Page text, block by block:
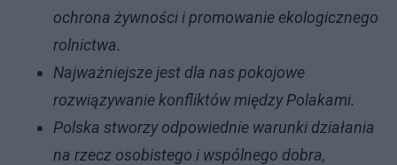
ochrona żywności i promowanie ekologicznego
rolnictwa.
Najważniejsze jest dla nas pokojowe
rozwiązywanie konfliktów między Polakami.
Polska stworzy odpowiednie warunki działania
na rzecz osobistego i wspólnego dobra,